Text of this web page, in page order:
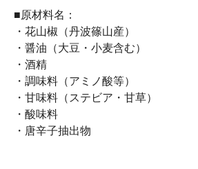
■原材料名：
・花山椒（丹波篠山産）
・醤油（大豆・小麦含む）
・酒精
・調味料（アミノ酸等）
・甘味料（ステビア・甘草）
・酸味料
・唐辛子抽出物